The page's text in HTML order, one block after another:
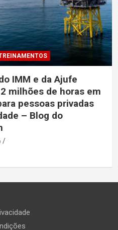
IMM e da Ajufe
milhões de horas em
pessoas privadas
– Blog do